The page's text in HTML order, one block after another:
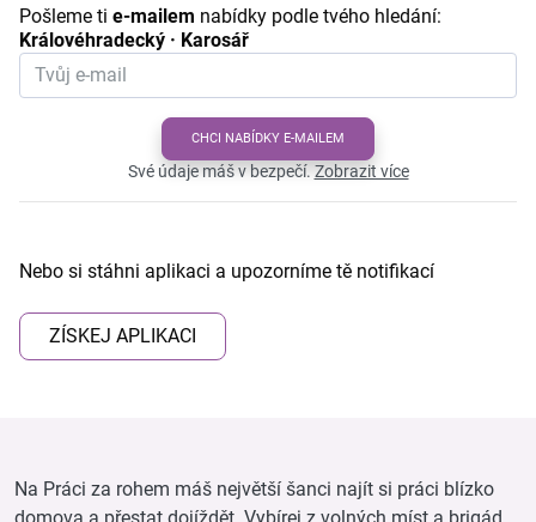
Pošleme ti e-mailem nabídky podle tvého hledání:
Královéhradecký · Karosář
CHCI NABÍDKY E-MAILEM
Své údaje máš v bezpečí.Zobrazit více
Nebo si stáhni aplikaci a upozorníme tě notifikací
ZÍSKEJ APLIKACI
Na Práci za rohem máš největší šanci najít si práci blízko
domova a přestat dojíždět. Vybírej z volných míst a brigád